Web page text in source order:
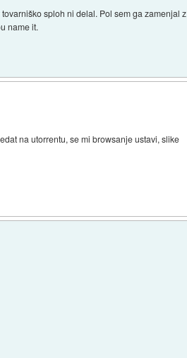
sploh ni delal. Pol sem ga zamenjal z
name it.
na utorrentu, se mi browsanje ustavi, slike